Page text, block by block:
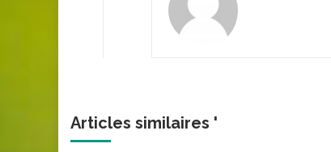
Articles similaires '